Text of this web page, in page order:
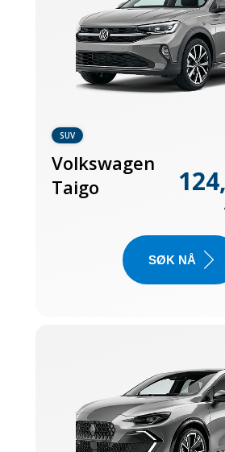
SUV
Volkswagen
Taigo
SØK NÅ